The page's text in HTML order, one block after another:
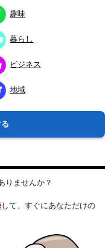
趣味
暮らし
ビジネス
地域
りませんか？
して、すぐにあなただけの